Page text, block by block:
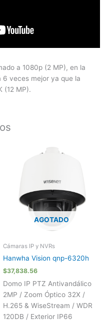
a 1080p (2 MP), en la
6 veces mejor ya que la
(12 MP).
AGOTADO
Cámaras IP y NVRs
Hanwha Vision qnp-6320h
$37,838.56
Domo IP PTZ Antivandálico
2MP / Zoom Óptico 32X /
H.265 & WiseStream / WDR
120DB / Exterior IP66